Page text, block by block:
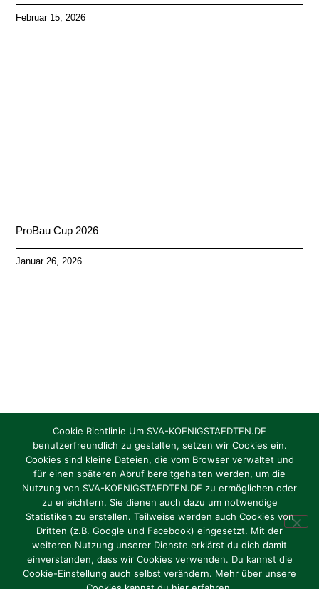
Februar 15, 2026
ProBau Cup 2026
Januar 26, 2026
Torhüter/in gesucht Jahrgang 2012 / 2013
Oktober 1, 2024
Impressum|Datenschutz
Cookie Richtlinie Um SVA-KOENIGSTAEDTEN.DE
benutzerfreundlich zu gestalten, setzen wir Cookies ein.
Cookies sind kleine Dateien, die vom Browser verwaltet und
für einen späteren Abruf bereitgehalten werden, um die
Nutzung von SVA-KOENIGSTAEDTEN.DE zu ermöglichen oder
zu erleichtern. Sie dienen auch dazu um notwendige
Statistiken zu erstellen. Teilweise werden auch Cookies von
Dritten (z.B. Google und Facebook) eingesetzt. Mit der
weiteren Nutzung unserer Dienste erklärst du dich damit
einverstanden, dass wir Cookies verwenden. Du kannst die
Cookie-Einstellung auch selbst verändern. Mehr über unsere